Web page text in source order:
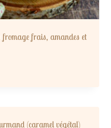
frais, amandes et
(caramel végétal)